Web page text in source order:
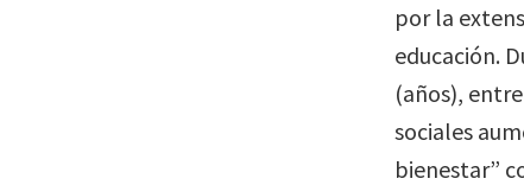
por la
educación.
(años),
sociales
bienestar”